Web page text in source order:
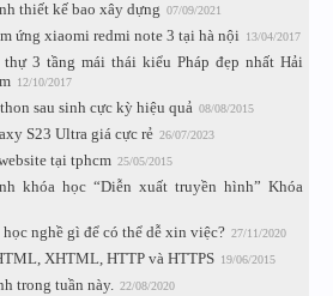
thiết kế bao xây dựng 07/09/2021
ứng xiaomi redmi note 3 tại hà nội 13/04/2017
3 tầng mái thái kiểu Pháp đẹp nhất Hải
12/10/2017
sau sinh cực kỳ hiệu quả 08/08/2015
S23 Ultra giá cực rẻ 26/07/2023
tại tphcm 25/05/2015
khóa học “Diễn xuất truyền hình” Khóa
nghề gì để có thể dễ xin việc? 27/11/2020
XHTML, HTTP và HTTPS 19/06/2015
trong tuần này. 22/08/2020